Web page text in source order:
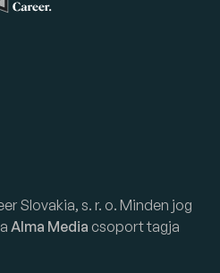
Slovakia, s. r. o. Minden jog
Alma Media csoport tagja